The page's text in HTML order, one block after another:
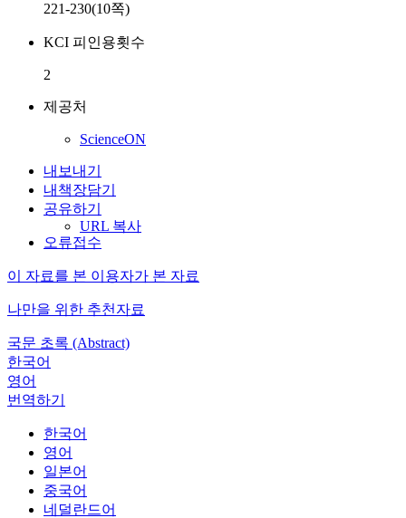
221-230(10쪽)
KCI 피인용횟수
2
제공처
ScienceON
내보내기
내책장담기
공유하기
URL 복사
오류접수
이 자료를 본 이용자가 본 자료
나만을 위한 추천자료
국문 초록 (Abstract)
한국어
영어
번역하기
한국어
영어
일본어
중국어
네덜란드어